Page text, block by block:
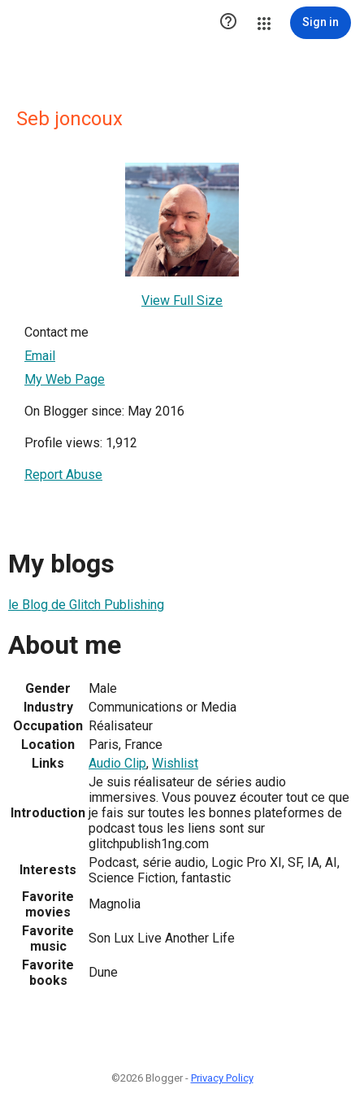
 Sign in
Seb joncoux
View Full Size
Contact me
Email
My Web Page
On Blogger since: May 2016
Profile views: 1,912
Report Abuse
My blogs
le Blog de Glitch Publishing
About me
Gender
Male
Industry
Communications or Media
Occupation Réalisateur
Location
Paris, France
Links
Audio Clip, Wishlist
Introduction
Je suis réalisateur de séries audio
immersives. Vous pouvez écouter tout ce que
je fais sur toutes les bonnes plateformes de
podcast tous les liens sont sur
glitchpublish1ng.com
Interests
Podcast, série audio, Logic Pro XI, SF, IA, AI,
Science Fiction, fantastic
Favorite
movies
Magnolia
Favorite
music
Son Lux Live Another Life
Favorite
books
Dune
©2026 Blogger - Privacy Policy